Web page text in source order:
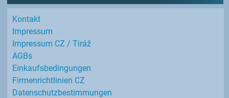
Kontakt
Impressum
Impressum CZ / Tiráž
AGBs
Einkaufs­bedingungen
Firmenrichtlinien CZ
Datenschutz­bestimmungen